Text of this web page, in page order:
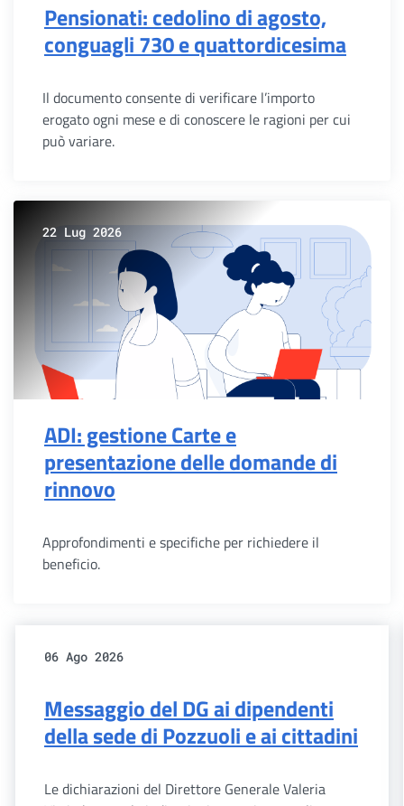
Pensionati: cedolino di agosto,
conguagli 730 e quattordicesima
Il documento consente di verificare l’importo
erogato ogni mese e di conoscere le ragioni per cui
può variare.
22 Lug 2026
ADI: gestione Carte e
presentazione delle domande di
rinnovo
Approfondimenti e specifiche per richiedere il
beneficio.
06 Ago 2026
Messaggio del DG ai dipendenti
della sede di Pozzuoli e ai cittadini
Le dichiarazioni del Direttore Generale Valeria